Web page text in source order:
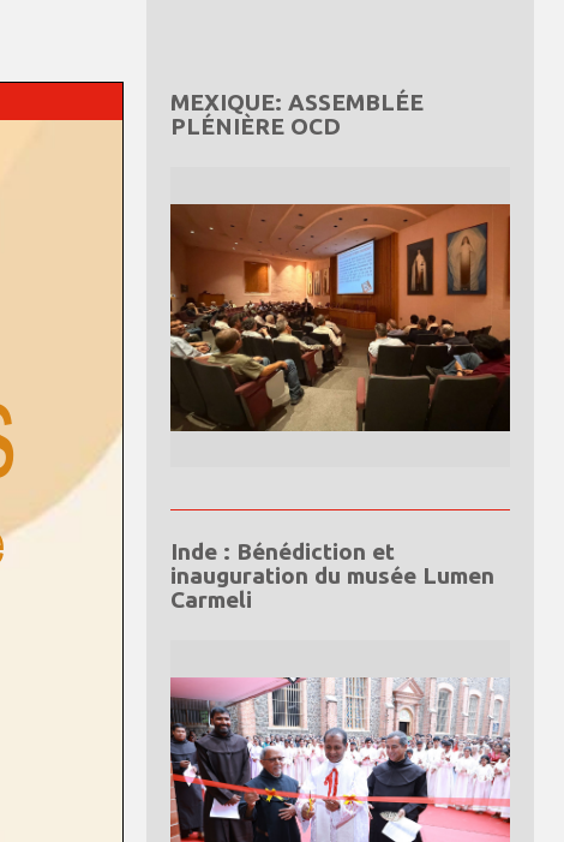
MEXIQUE: ASSEMBLÉE
PLÉNIÈRE OCD
Inde : Bénédiction et
inauguration du musée Lumen
Carmeli